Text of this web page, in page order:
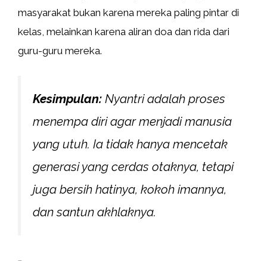
masyarakat bukan karena mereka paling pintar di
kelas, melainkan karena aliran doa dan rida dari
guru-guru mereka.
Kesimpulan: Nyantri adalah proses
menempa diri agar menjadi manusia
yang utuh. Ia tidak hanya mencetak
generasi yang cerdas otaknya, tetapi
juga bersih hatinya, kokoh imannya,
dan santun akhlaknya.